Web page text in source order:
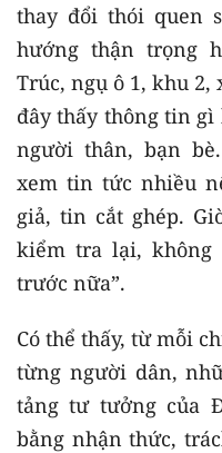
thay đổi thói quen
hướng thận trọng
Trúc, ngụ ô 1, khu 2,
đây thấy thông tin gì
người thân, bạn
xem tin tức nhiều
giả, tin cắt ghép.
kiểm tra lại, không
trước nữa”.
Có thể thấy, từ mỗi
từng người dân,
tảng tư tưởng của
bằng nhận thức,